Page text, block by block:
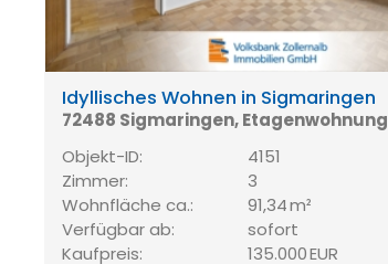
Idyllisches Wohnen in Sigmaringen
72488 Sigmaringen, Etagenwohnung
Objekt-ID:
4151
Zimmer:
3
Wohnfläche ca.:
91,34 m²
Verfügbar ab:
sofort
Kaufpreis:
135.000 EUR